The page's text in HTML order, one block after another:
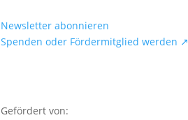
Newsletter abonnieren
Spenden oder Fördermitglied werden ↗
Gefördert von: